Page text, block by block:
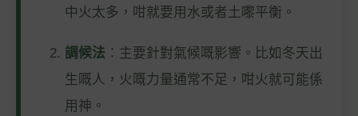
中火太多，咁就要用水或者土嚟平衡。
調候法 ：主要針對氣候嘅影響。比如冬天出
生嘅人，火嘅力量通常不足，咁火就可能係
用神。